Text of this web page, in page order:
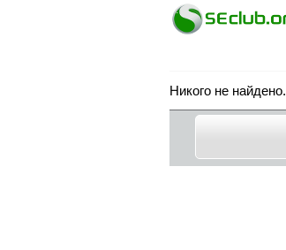
Никого не найдено.